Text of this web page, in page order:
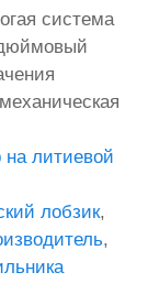
система
литиевой
лобзик,
,